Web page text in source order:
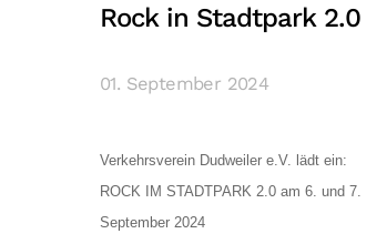
Rock in Stadtpark 2.0
01. September 2024
Verkehrsverein Dudweiler e.V. lädt ein:
ROCK IM STADTPARK 2.0 am 6. und 7.
September 2024